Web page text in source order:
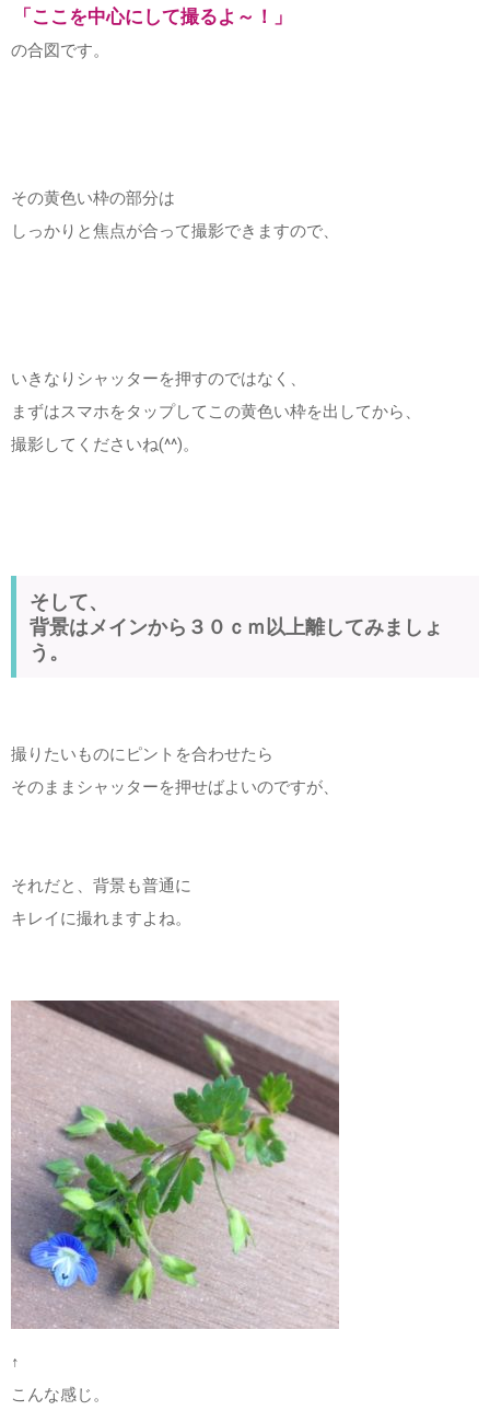
「ここを中心にして撮るよ～！」
の合図です。
その黄色い枠の部分は
しっかりと焦点が合って撮影できますので、
いきなりシャッターを押すのではなく、
まずはスマホをタップしてこの黄色い枠を出してから、
撮影してくださいね(^^)。
そして、
背景はメインから３０ｃｍ以上離してみましょ
う。
撮りたいものにピントを合わせたら
そのままシャッターを押せばよいのですが、
それだと、背景も普通に
キレイに撮れますよね。
↑
こんな感じ。